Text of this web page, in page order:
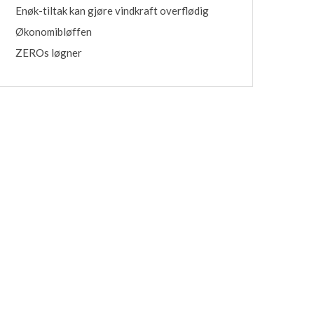
Enøk-tiltak kan gjøre vindkraft overflødig
Økonomibløffen
ZEROs løgner